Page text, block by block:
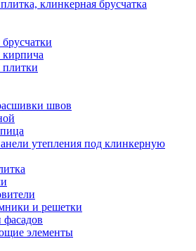
клинкерная брусчатка
кирпича
плитки
швов
утепления под клинкерную
и решетки
элементы